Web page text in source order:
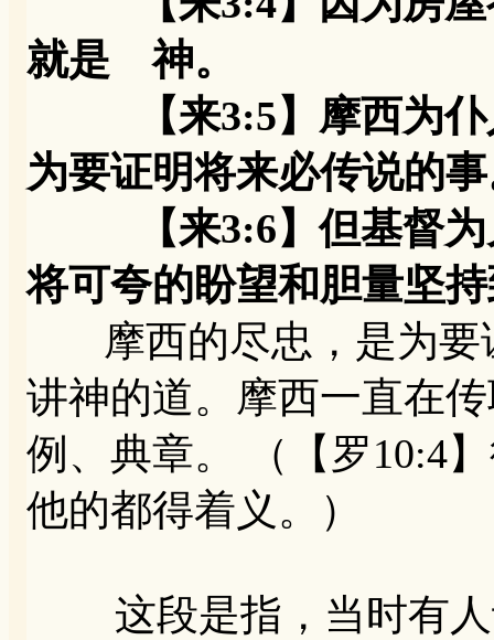
就是 神。
【来3:5】摩西为仆
为要证明将来必传说的
【来3:6】但基督为
将可夸的盼望和胆量坚
摩西的尽忠，是为要
讲神的道。摩西一直在
例、典章。 （【罗10:4
他的都得着义。）
这段是指，当时有人